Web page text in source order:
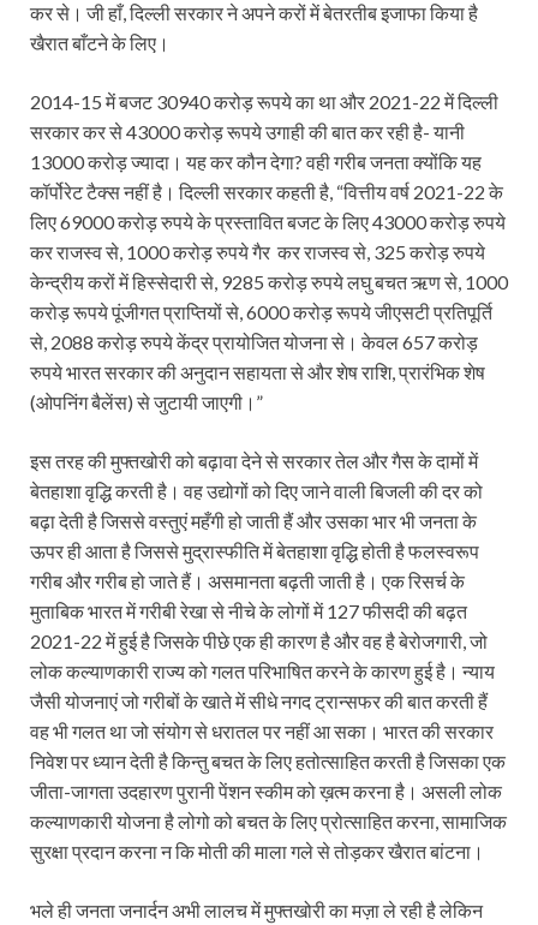
कर से। जी हाँ, दिल्ली सरकार ने अपने करों में बेतरतीब इजाफा किया है
खैरात बाँटने के लिए।
2014-15 में बजट 30940 करोड़ रूपये का था और 2021-22 में दिल्ली
सरकार कर से 43000 करोड़ रूपये उगाही की बात कर रही है- यानी
13000 करोड़ ज्यादा। यह कर कौन देगा? वही गरीब जनता क्योंकि यह
कॉर्पोरेट टैक्स नहीं है। दिल्ली सरकार कहती है, “वित्तीय वर्ष 2021-22 के
लिए 69000 करोड़ रुपये के प्रस्तावित बजट के लिए 43000 करोड़ रुपये
कर राजस्व से, 1000 करोड़ रुपये गैर कर राजस्व से, 325 करोड़ रुपये
केन्द्रीय करों में हिस्सेदारी से, 9285 करोड़ रुपये लघु बचत ऋण से, 1000
करोड़ रूपये पूंजीगत प्राप्तियों से, 6000 करोड़ रूपये जीएसटी प्रतिपूर्ति
से, 2088 करोड़ रुपये केंद्र प्रायोजित योजना से। केवल 657 करोड़
रुपये भारत सरकार की अनुदान सहायता से और शेष राशि, प्रारंभिक शेष
(ओपनिंग बैलेंस) से जुटायी जाएगी।”
इस तरह की मुफ्तखोरी को बढ़ावा देने से सरकार तेल और गैस के दामों में
बेतहाशा वृद्धि करती है। वह उद्योगों को दिए जाने वाली बिजली की दर को
बढ़ा देती है जिससे वस्तुएं महँगी हो जाती हैं और उसका भार भी जनता के
ऊपर ही आता है जिससे मुद्रास्फीति में बेतहाशा वृद्धि होती है फलस्वरूप
गरीब और गरीब हो जाते हैं। असमानता बढ़ती जाती है। एक रिसर्च के
मुताबिक भारत में गरीबी रेखा से नीचे के लोगों में 127 फीसदी की बढ़त
2021-22 में हुई है जिसके पीछे एक ही कारण है और वह है बेरोजगारी, जो
लोक कल्याणकारी राज्य को गलत परिभाषित करने के कारण हुई है। न्याय
जैसी योजनाएं जो गरीबों के खाते में सीधे नगद ट्रान्सफर की बात करती हैं
वह भी गलत था जो संयोग से धरातल पर नहीं आ सका। भारत की सरकार
निवेश पर ध्यान देती है किन्तु बचत के लिए हतोत्साहित करती है जिसका एक
जीता-जागता उदहारण पुरानी पेंशन स्कीम को ख़त्म करना है। असली लोक
कल्याणकारी योजना है लोगो को बचत के लिए प्रोत्साहित करना, सामाजिक
सुरक्षा प्रदान करना न कि मोती की माला गले से तोड़कर खैरात बांटना।
भले ही जनता जनार्दन अभी लालच में मुफ्तखोरी का मज़ा ले रही है लेकिन